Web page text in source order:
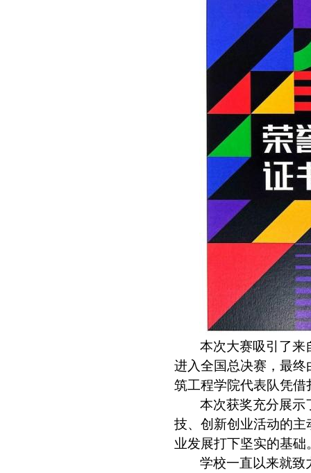
本次大赛吸引了来
进入全国总决赛，最
筑工程学院代表队凭
本次获奖充分展示
技、创新创业活动的
业发展打下坚实的基础
学校一直以来就致